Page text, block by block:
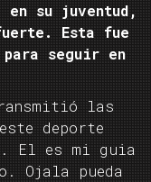
en su juventud,
Esta fue
seguir en
las
deporte
El es mi guia
Ojala pueda